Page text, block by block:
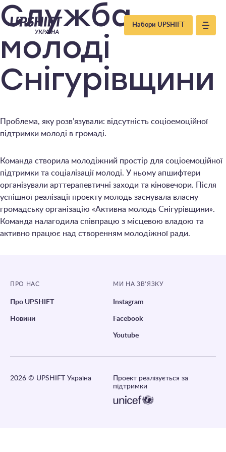
Upshift
–
Україна
Набори UPSHIFT
Служба
молоді
Снігурівщини
Проблема, яку розв’язували: відсутність соціоемоційної
підтримки молоді в громаді.
Команда створила молодіжний простір для соціоемоційної
підтримки та соціалізації молоді. У ньому апшифтери
організували арттерапевтичні заходи та кіновечори. Після
успішної реалізації проєкту молодь заснувала власну
громадську організацію «Активна молодь Снігурівщини».
Команда налагодила співпрацю з місцевою владою та
активно працює над створенням молодіжної ради.
ПРО НАС
Про UPSHIFT
Новини
МИ НА ЗВ’ЯЗКУ
Instagram
Facebook
Youtube
2026 © UPSHIFT Україна
Проект реалізується за
підтримки